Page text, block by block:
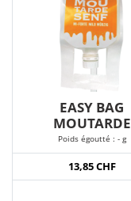
EASY BAG
MOUTARDE
Poids égoutté : - g
13,85 CHF